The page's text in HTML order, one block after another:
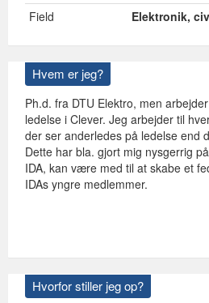
Field
Elektronik,
Hvem er jeg?
Ph.d. fra DTU Elektro, men
ledelse i Clever. Jeg arbejder til
der ser anderledes på ledelse end
Dette har bla. gjort mig nysgerrig
IDA, kan være med til at skabe et
IDAs yngre medlemmer.
Hvorfor stiller jeg op?